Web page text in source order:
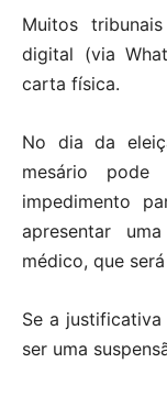
Muitos
digital (via
carta física.
No dia da
mesário
impedimento
apresentar
médico, que
Se a
ser uma